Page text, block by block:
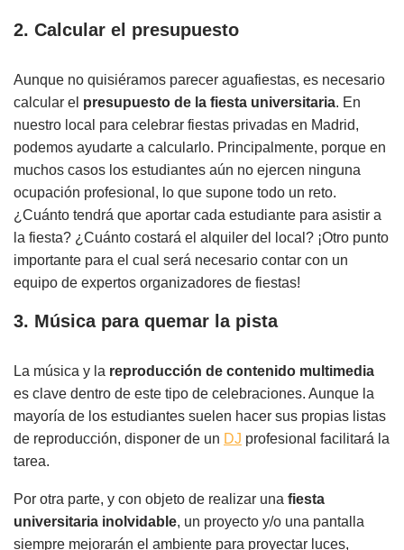
2. Calcular el presupuesto
Aunque no quisiéramos parecer aguafiestas, es necesario
calcular el presupuesto de la fiesta universitaria. En
nuestro local para celebrar fiestas privadas en Madrid,
podemos ayudarte a calcularlo. Principalmente, porque en
muchos casos los estudiantes aún no ejercen ninguna
ocupación profesional, lo que supone todo un reto.
¿Cuánto tendrá que aportar cada estudiante para asistir a
la fiesta? ¿Cuánto costará el alquiler del local? ¡Otro punto
importante para el cual será necesario contar con un
equipo de expertos organizadores de fiestas!
3. Música para quemar la pista
La música y la reproducción de contenido multimedia
es clave dentro de este tipo de celebraciones. Aunque la
mayoría de los estudiantes suelen hacer sus propias listas
de reproducción, disponer de un DJ profesional facilitará la
tarea.
Por otra parte, y con objeto de realizar una fiesta
universitaria inolvidable, un proyecto y/o una pantalla
siempre mejorarán el ambiente para proyectar luces,